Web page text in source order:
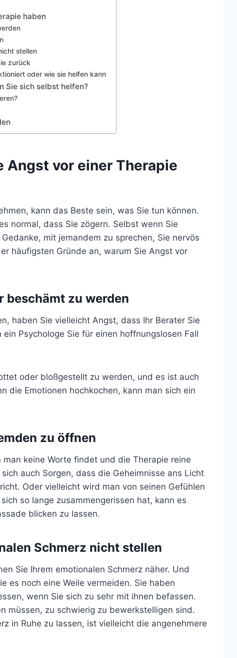
haben
stellen
zurück
oder wie sie helfen kann
Sie sich selbst helfen?
Angst vor einer Therapie
kann das Beste sein, was Sie tun können.
normal, dass Sie zögern. Selbst wenn Sie
mit jemandem zu sprechen, Sie nervös
häufigsten Gründe an, warum Sie Angst vor
beschämt zu werden
haben Sie vielleicht Angst, dass Ihr Berater Sie
Psychologe Sie für einen hoffnungslosen Fall
oder bloßgestellt zu werden, und es ist auch
die Emotionen hochkochen, kann man sich ein
zu öffnen
keine Worte findet und die Therapie reine
auch Sorgen, dass die Geheimnisse ans Licht
Oder vielleicht wird man von seinen Gefühlen
so lange zusammengerissen hat, kann es
blicken zu lassen.
Schmerz nicht stellen
Sie Ihrem emotionalen Schmerz näher. Und
es noch eine Weile vermeiden. Sie haben
wenn Sie sich zu sehr mit ihnen befassen.
müssen, zu schwierig zu bewerkstelligen sind.
in Ruhe zu lassen, ist vielleicht die angenehmere